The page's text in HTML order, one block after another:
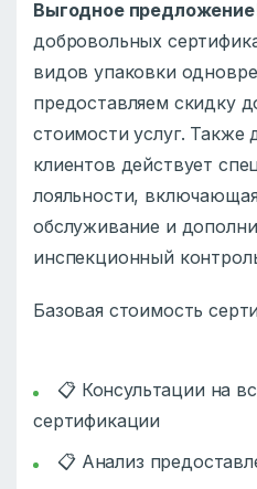
Выгодное
добровольных
видов упаковки
предоставляем скидку
стоимости услуг. Также
клиентов действует
лояльности,
обслуживание и
инспекционный
Базовая стоимость
📋 Консультации на
сертификации
📋 Анализ